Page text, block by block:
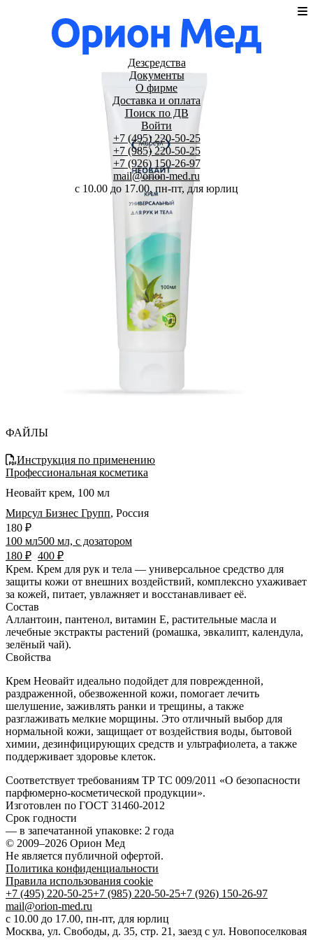
Дезсредства
Документы
О фирме
Доставка и оплата
Поиск по ДВ
Войти
+7 (495) 220-50-25
+7 (985) 220-50-25
+7 (926) 150-26-97
mail@orion-med.ru
c 10.00 до 17.00, пн-пт, для юрлиц
ФАЙЛЫ
Инструкция по применению
Профессиональная косметика
Неовайт крем, 100 мл
Мирсул Бизнес Групп, Россия
100 мл
180 ₽
500 мл, с дозатором
400 ₽
Крем. Крем для рук и тела — универсальное средство для
защиты кожи от внешних воздействий, комплексно ухаживает
за кожей, питает, увлажняет и восстанавливает её.
Состав
Аллантоин, пантенол, витамин Е, растительные масла и
лечебные экстракты растений (ромашка, эвкалипт, календула,
зелёный чай).
Свойства
Крем Неовайт идеально подойдет для поврежденной,
раздраженной, обезвоженной кожи, помогает лечить
шелушение, заживлять ранки и трещины, а также
разглаживать мелкие морщины. Это отличный выбор для
нормальной кожи, защищает от воздействия воды, бытовой
химии, дезинфицирующих средств и ультрафиолета, а также
поддерживает здоровье клеток.
Соответствует требованиям ТР ТС 009/2011 «О безопасности
парфюмерно-косметической продукции».
Изготовлен по ГОСТ 31460-2012
Срок годности
— в запечатанной упаковке: 2 года
180 ₽
© 2009–2026 Орион Мед
Не является публичной офертой.
Политика конфиденциальности
Правила использования cookie
+7 (495) 220-50-25+7 (985) 220-50-25+7 (926) 150-26-97
mail@orion-med.ru
c 10.00 до 17.00, пн-пт, для юрлиц
Москва, ул. Свободы, д. 35, стр. 21, заезд с ул. Новопоселковая